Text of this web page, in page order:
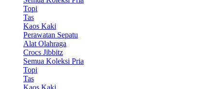
Topi
Tas
Kaos Kaki
Perawatan Sepatu
Alat Olahraga
Crocs Jibbitz
Semua Koleksi Pria
Topi
Tas
Kaos Kaki